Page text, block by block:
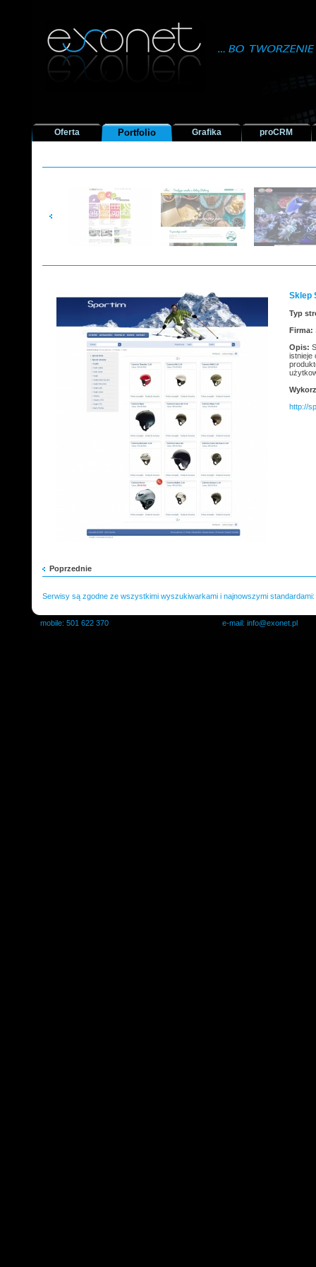
Oferta Portfolio Grafika proCRM
Sklep
Typ
Firma:
Opis:
istnieje
http://
Poprzednie
Serwisy są zgodne ze wszystkimi wyszukiwarkami i najnowszymi standardami:
mobile: 501 622 370 e-mail: info@exonet.pl